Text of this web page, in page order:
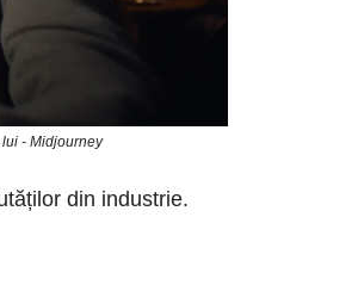
- Midjourney
din industrie.